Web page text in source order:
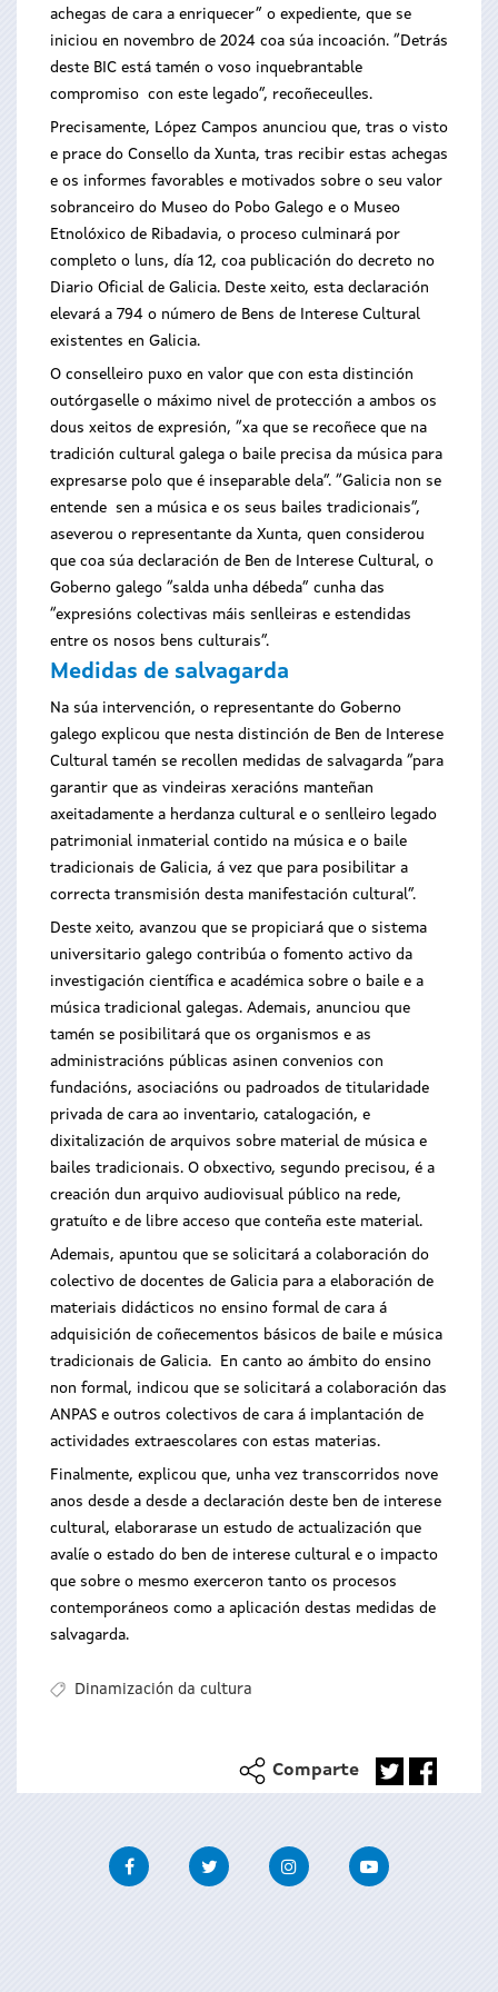
achegas de cara a enriquecer” o expediente, que se
iniciou en novembro de 2024 coa súa incoación. “Detrás
deste BIC está tamén o voso inquebrantable
compromiso con este legado”, recoñeceulles.
Precisamente, López Campos anunciou que, tras o visto
e prace do Consello da Xunta, tras recibir estas achegas
e os informes favorables e motivados sobre o seu valor
sobranceiro do Museo do Pobo Galego e o Museo
Etnolóxico de Ribadavia, o proceso culminará por
completo o luns, día 12, coa publicación do decreto no
Diario Oficial de Galicia. Deste xeito, esta declaración
elevará a 794 o número de Bens de Interese Cultural
existentes en Galicia.
O conselleiro puxo en valor que con esta distinción
outórgaselle o máximo nivel de protección a ambos os
dous xeitos de expresión, “xa que se recoñece que na
tradición cultural galega o baile precisa da música para
expresarse polo que é inseparable dela”. “Galicia non se
entende sen a música e os seus bailes tradicionais”,
aseverou o representante da Xunta, quen considerou
que coa súa declaración de Ben de Interese Cultural, o
Goberno galego “salda unha débeda” cunha das
“expresións colectivas máis senlleiras e estendidas
entre os nosos bens culturais”.
Medidas de salvagarda
Na súa intervención, o representante do Goberno
galego explicou que nesta distinción de Ben de Interese
Cultural tamén se recollen medidas de salvagarda “para
garantir que as vindeiras xeracións manteñan
axeitadamente a herdanza cultural e o senlleiro legado
patrimonial inmaterial contido na música e o baile
tradicionais de Galicia, á vez que para posibilitar a
correcta transmisión desta manifestación cultural”.
Deste xeito, avanzou que se propiciará que o sistema
universitario galego contribúa o fomento activo da
investigación científica e académica sobre o baile e a
música tradicional galegas. Ademais, anunciou que
tamén se posibilitará que os organismos e as
administracións públicas asinen convenios con
fundacións, asociacións ou padroados de titularidade
privada de cara ao inventario, catalogación, e
dixitalización de arquivos sobre material de música e
bailes tradicionais. O obxectivo, segundo precisou, é a
creación dun arquivo audiovisual público na rede,
gratuíto e de libre acceso que conteña este material.
Ademais, apuntou que se solicitará a colaboración do
colectivo de docentes de Galicia para a elaboración de
materiais didácticos no ensino formal de cara á
adquisición de coñecementos básicos de baile e música
tradicionais de Galicia. En canto ao ámbito do ensino
non formal, indicou que se solicitará a colaboración das
ANPAS e outros colectivos de cara á implantación de
actividades extraescolares con estas materias.
Finalmente, explicou que, unha vez transcorridos nove
anos desde a desde a declaración deste ben de interese
cultural, elaborarase un estudo de actualización que
avalíe o estado do ben de interese cultural e o impacto
que sobre o mesmo exerceron tanto os procesos
contemporáneos como a aplicación destas medidas de
salvagarda.
Dinamización da cultura
Comparte
FacebookTwitter InstagramYoutube